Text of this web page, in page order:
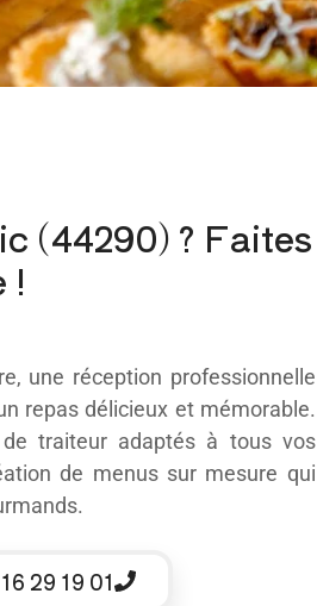
(44290) ? Faites
!
une réception professionnelle
repas délicieux et mémorable.
traiteuradaptés à tous vos
de menus sur mesure qui
29 19 01